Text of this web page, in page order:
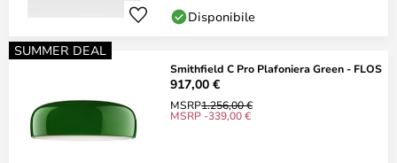
Disponibile
SUMMER DEAL
Smithfield C Pro Plafoniera Green - FLOS
917,00 €
MSRP1.256,00 €
MSRP -339,00 €